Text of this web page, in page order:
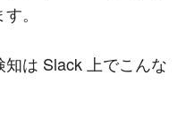
。
は Slack 上でこんな